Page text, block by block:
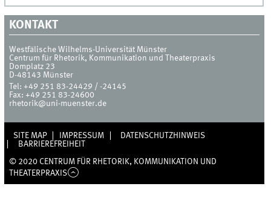
KONTAKT
Westfälische Wilhelms-Universität Münster
Centrum für Rhetorik, Kommunikation und Theaterpraxis
Domplatz 23
D-48143 Münster
Tel:+49 251 83-24429 / -24145
Fax:+49 251 83-24600
rhetorik@uni-muenster.de
SITE MAP IMPRESSUM
DATENSCHUTZHINWEIS
BARRIEREFREIHEIT
© 2020 CENTRUM FÜR RHETORIK, KOMMUNIKATION UND
THEATERPRAXIS